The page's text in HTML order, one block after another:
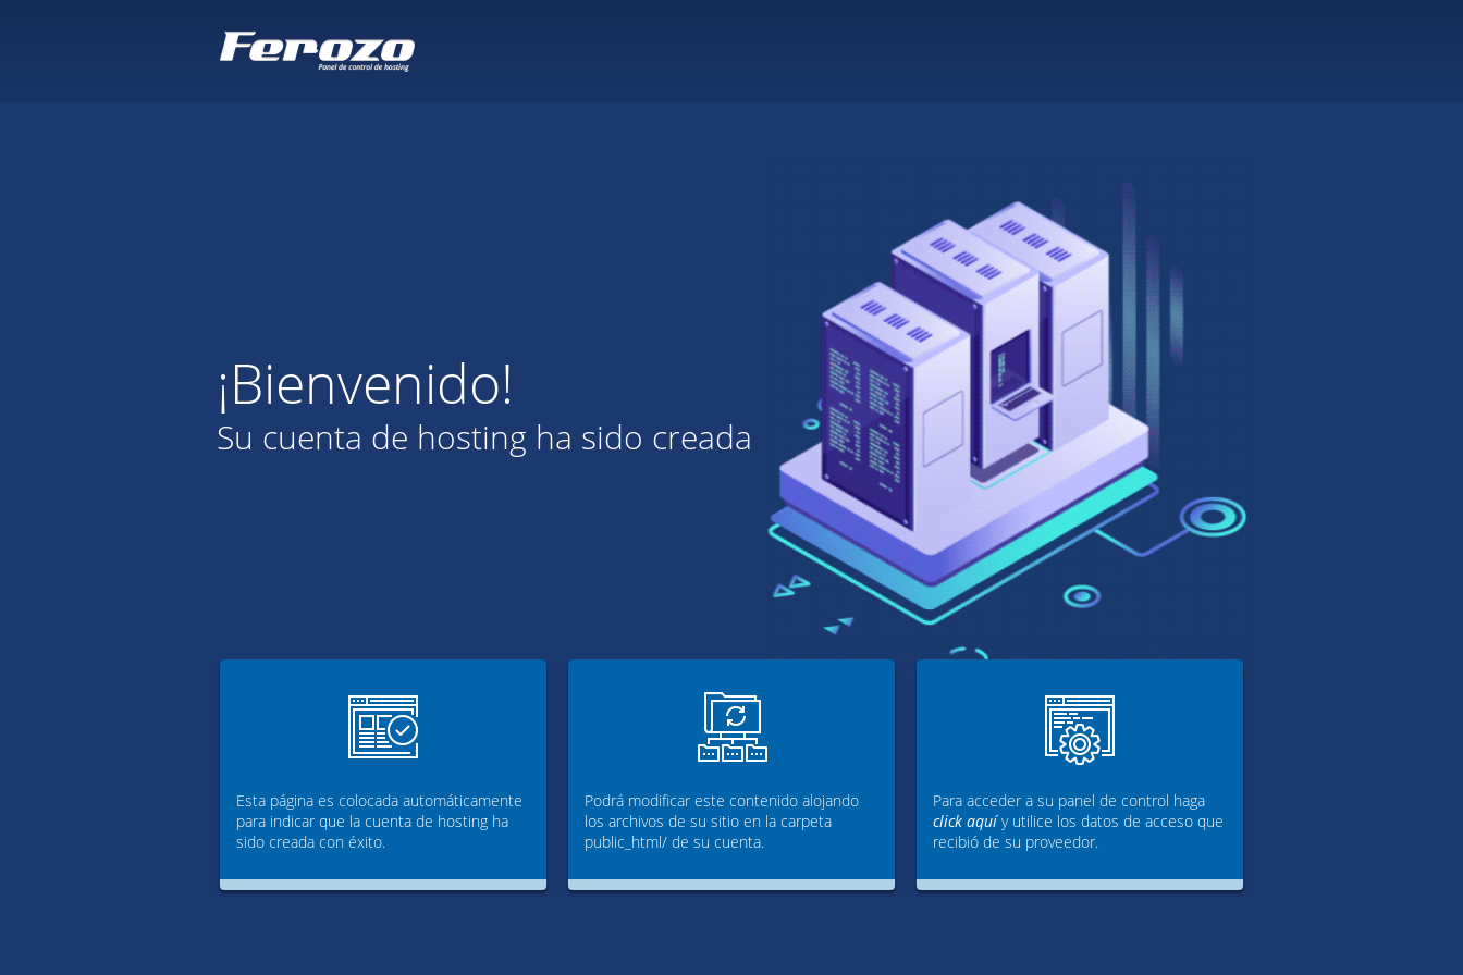
¡Bienvenido!
Su cuenta de hosting ha sido creada
Esta página es colocada automáticamente
para indicar que la cuenta de hosting ha
sido creada con éxito.
Podrá modificar este contenido alojando
los archivos de su sitio en la carpeta
public_html/ de su cuenta.
Para acceder a su panel de control haga
click aquíy utilice los datos de acceso que
recibió de su proveedor.